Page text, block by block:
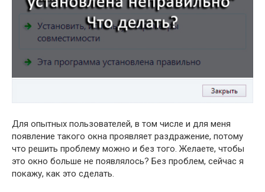
Для опытных пользователей, в том числе и для меня
появление такого окна проявляет раздражение, потому
что решить проблему можно и без того. Желаете, чтобы
это окно больше не появлялось? Без проблем, сейчас я
покажу, как это сделать.